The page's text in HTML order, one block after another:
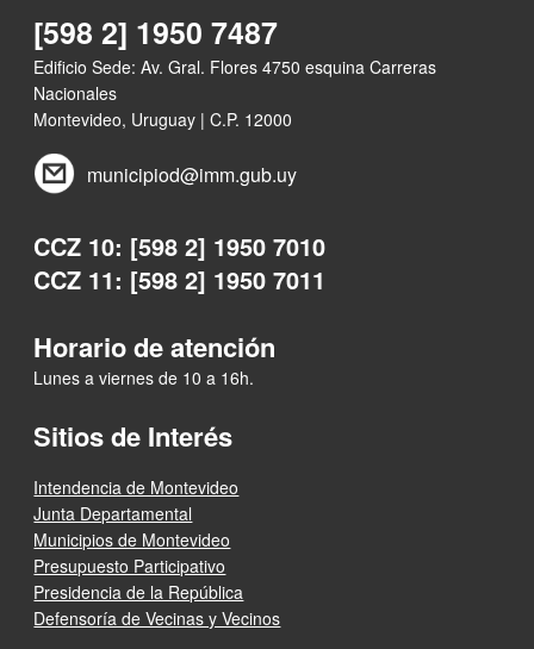
[598 2] 1950 7487
Edificio Sede: Av. Gral. Flores 4750 esquina Carreras
Nacionales
Montevideo, Uruguay | C.P. 12000
municipiod@imm.gub.uy
CCZ 10: [598 2] 1950 7010
CCZ 11: [598 2] 1950 7011
Horario de atención
Lunes a viernes de 10 a 16h.
Sitios de Interés
Intendencia de Montevideo
Junta Departamental
Municipios de Montevideo
Presupuesto Participativo
Presidencia de la República
Defensoría de Vecinas y Vecinos